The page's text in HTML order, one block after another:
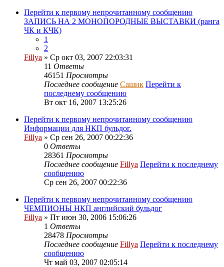
Перейти к первому непрочитанному сообщению
ЗАПИСЬ НА 2 МОНОПОРОДНЫЕ ВЫСТАВКИ (ранга
ЧК и КЧК)
1
2
Fillya » Ср окт 03, 2007 22:03:31
11 Ответы
46151 Просмотры
Последнее сообщение Сашик Перейти к
последнему сообщению
Вт окт 16, 2007 13:25:26
Перейти к первому непрочитанному сообщению
Информации для НКП бульдог.
Fillya » Ср сен 26, 2007 00:22:36
0 Ответы
28361 Просмотры
Последнее сообщение Fillya Перейти к последнему
сообщению
Ср сен 26, 2007 00:22:36
Перейти к первому непрочитанному сообщению
ЧЕМПИОНЫ НКП английский бульдог
Fillya » Пт июн 30, 2006 15:06:26
1 Ответы
28478 Просмотры
Последнее сообщение Fillya Перейти к последнему
сообщению
Чт май 03, 2007 02:05:14